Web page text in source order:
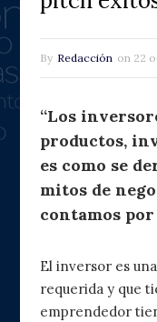
By Redacción on 22
“Los
productos,
es como se
mitos de
contamos por
El inversor es
requerida y que
emprendedor